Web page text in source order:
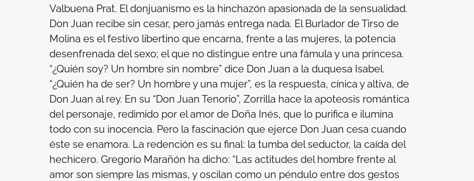
Valbuena Prat. El donjuanismo es la hinchazón apasionada de la sensualidad.
Don Juan recibe sin cesar, pero jamás entrega nada. El Burlador de Tirso de
Molina es el festivo libertino que encarna, frente a las mujeres, la potencia
desenfrenada del sexo; el que no distingue entre una fámula y una princesa.
“¿Quién soy? Un hombre sin nombre” dice Don Juan a la duquesa Isabel.
“¿Quién ha de ser? Un hombre y una mujer”, es la respuesta, cínica y altiva, de
Don Juan al rey. En su “Don Juan Tenorio”, Zorrilla hace la apoteosis romántica
del personaje, redimido por el amor de Doña Inés, que lo purifica e ilumina
todo con su inocencia. Pero la fascinación que ejerce Don Juan cesa cuando
éste se enamora. La redención es su final: la tumba del seductor, la caída del
hechicero. Gregorio Marañón ha dicho: “Las actitudes del hombre frente al
amor son siempre las mismas, y oscilan como un péndulo entre dos gestos